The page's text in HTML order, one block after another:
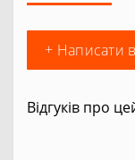
+ Написати
Відгуків про